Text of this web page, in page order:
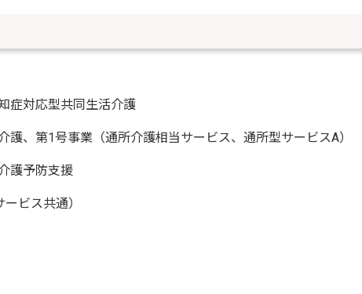
症対応型共同生活介護
、第1号事業（通所介護相当サービス、通所型サービスA）
護予防支援
ビス共通）